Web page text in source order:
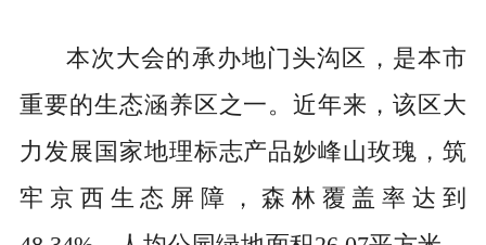
本次大会的承办地门头沟区，是本市
重要的生态涵养区之一。近年来，该区大
力发展国家地理标志产品妙峰山玫瑰，筑
牢京西生态屏障，森林覆盖率达到